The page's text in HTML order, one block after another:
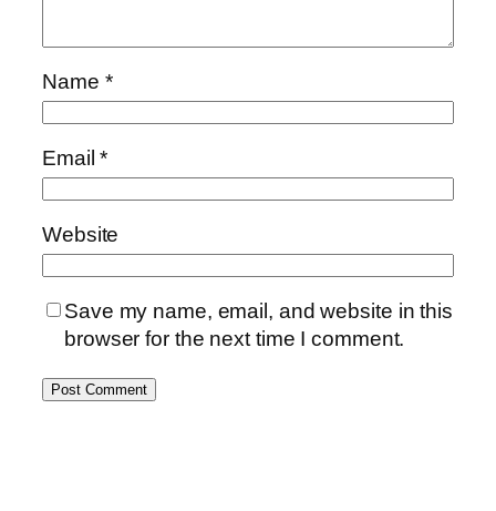
Name *
Email*
Website
Save my name, email, and website in this
browser for the next time I comment.